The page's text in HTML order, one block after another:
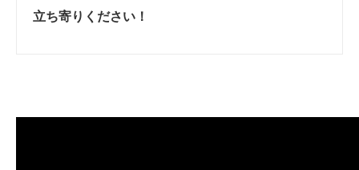
立ち寄りください！